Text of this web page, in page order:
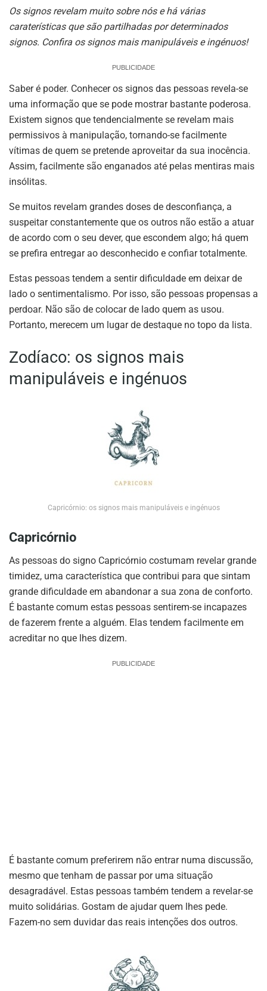
Os signos revelam muito sobre nós e há várias
caraterísticas que são partilhadas por determinados
signos. Confira os signos mais manipuláveis e ingénuos!
PUBLICIDADE
Saber é poder. Conhecer os signos das pessoas revela-se
uma informação que se pode mostrar bastante poderosa.
Existem signos que tendencialmente se revelam mais
permissivos à manipulação, tornando-se facilmente
vítimas de quem se pretende aproveitar da sua inocência.
Assim, facilmente são enganados até pelas mentiras mais
insólitas.
Se muitos revelam grandes doses de desconfiança, a
suspeitar constantemente que os outros não estão a atuar
de acordo com o seu dever, que escondem algo; há quem
se prefira entregar ao desconhecido e confiar totalmente.
Estas pessoas tendem a sentir dificuldade em deixar de
lado o sentimentalismo. Por isso, são pessoas propensas a
perdoar. Não são de colocar de lado quem as usou.
Portanto, merecem um lugar de destaque no topo da lista.
Zodíaco: os signos mais
manipuláveis e ingénuos
Capricórnio: os signos mais manipuláveis e ingénuos
Capricórnio
As pessoas do signo Capricórnio costumam revelar grande
timidez, uma característica que contribui para que sintam
grande dificuldade em abandonar a sua zona de conforto.
É bastante comum estas pessoas sentirem-se incapazes
de fazerem frente a alguém. Elas tendem facilmente em
acreditar no que lhes dizem.
PUBLICIDADE
É bastante comum preferirem não entrar numa discussão,
mesmo que tenham de passar por uma situação
desagradável. Estas pessoas também tendem a revelar-se
muito solidárias. Gostam de ajudar quem lhes pede.
Fazem-no sem duvidar das reais intenções dos outros.